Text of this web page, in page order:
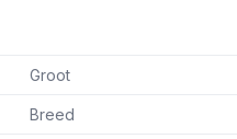
Groot
Breed